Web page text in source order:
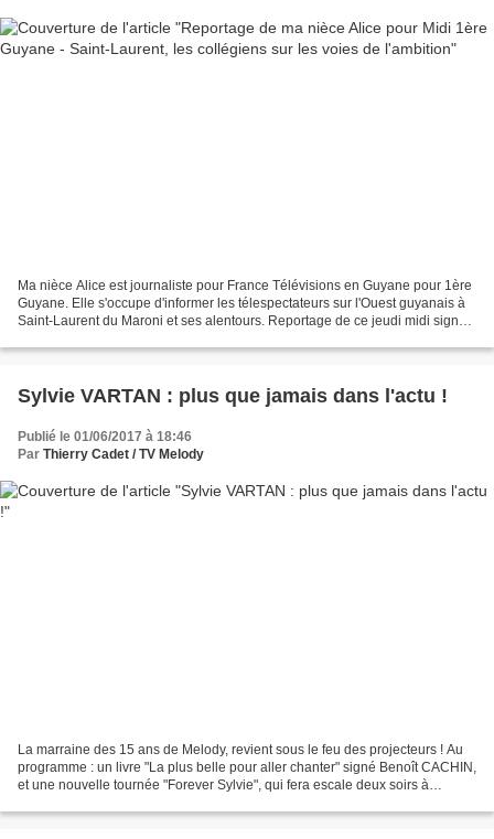
Ma nièce Alice est journaliste pour France Télévisions en Guyane pour 1ère
Guyane. Elle s'occupe d'informer les télespectateurs sur l'Ouest guyanais à
Saint-Laurent du Maroni et ses alentours. Reportage de ce jeudi midi signé
Sylvie VARTAN : plus que jamais dans l'actu !
Publié le 01/06/2017 à 18:46
Par Thierry Cadet / TV Melody
La marraine des 15 ans de Melody, revient sous le feu des projecteurs ! Au
programme : un livre "La plus belle pour aller chanter" signé Benoît CACHIN,
et une nouvelle tournée "Forever Sylvie", qui fera escale deux soirs à